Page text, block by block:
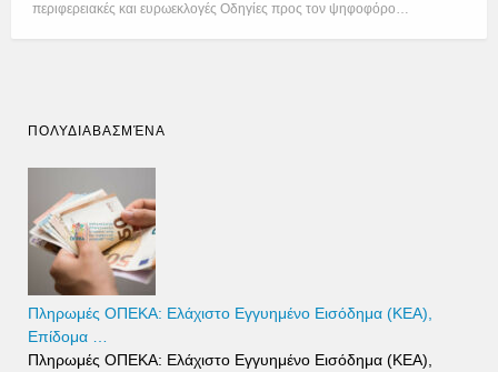
περιφερειακές και ευρωεκλογές Οδηγίες προς τον ψηφοφόρο…
ΠΟΛΥΔΙΑΒΑΣΜΈΝΑ
Πληρωμές ΟΠΕΚΑ: Ελάχιστο Εγγυημένο Εισόδημα (ΚΕΑ),
Επίδομα …
Πληρωμές ΟΠΕΚΑ: Ελάχιστο Εγγυημένο Εισόδημα (ΚΕΑ),